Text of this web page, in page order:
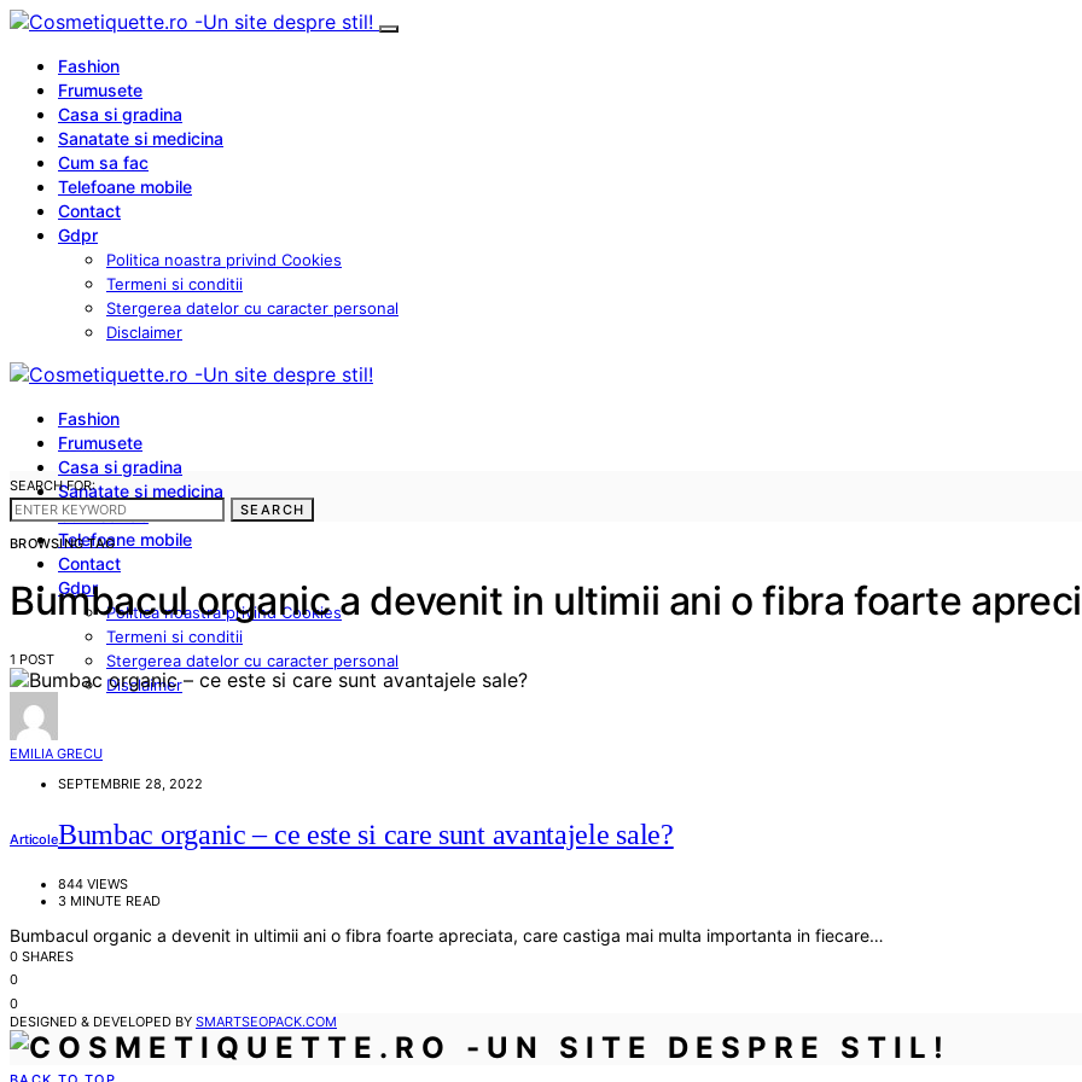
Fashion
Frumusete
Casa si gradina
Sanatate si medicina
Cum sa fac
Telefoane mobile
Contact
Gdpr
Politica noastra privind Cookies
Termeni si conditii
Stergerea datelor cu caracter personal
Disclaimer
Fashion
Frumusete
Casa si gradina
Sanatate si medicina
Cum sa fac
Telefoane mobile
Contact
Gdpr
Politica noastra privind Cookies
Termeni si conditii
Stergerea datelor cu caracter personal
Disclaimer
SEARCH FOR:
SEARCH
BROWSING TAG
Bumbacul organic a devenit in ultimii ani o fibra foarte
1 POST
EMILIA GRECU
SEPTEMBRIE 28, 2022
ArticoleBumbac organic – ce este si care sunt avantajele sale?
844 VIEWS
3 MINUTE READ
Bumbacul organic a devenit in ultimii ani o fibra foarte apreciata, care castiga mai multa importanta in fiecare…
0 SHARES
0
0
DESIGNED & DEVELOPED BY SMARTSEOPACK.COM